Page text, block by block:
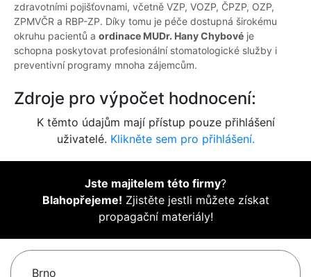
zdravotními pojišťovnami, včetně VZP, VOZP, ČPZP, OZP,
ZPMVČR a RBP-ZP. Díky tomu je péče dostupná širokému
okruhu pacientů a ordinace MUDr. Hany Chybové je
schopna poskytovat profesionální stomatologické služby i
preventivní programy mnoha zájemcům.
Zdroje pro výpočet hodnocení:
K těmto údajům mají přístup pouze přihlášení
uživatelé. Klikněte sem pro přihlášení.
Jste majitelem této firmy?
Blahopřejeme! Zjistěte jestli můžete získat
propagační materiály!
Brno